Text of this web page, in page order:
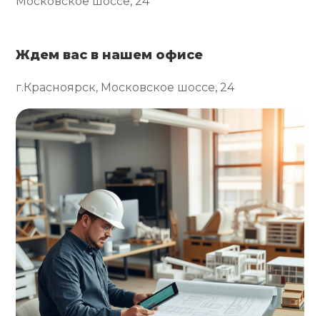
Ждем вас в нашем офисе
г.Красноярск, Московское шоссе, 24